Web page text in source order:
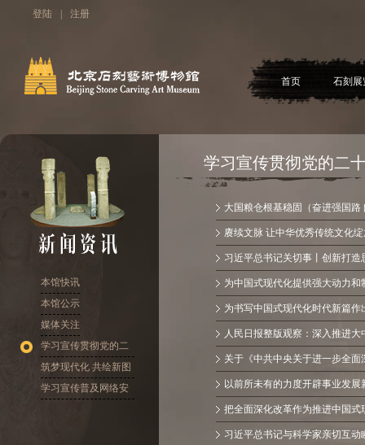
登陆 注册
首页 石刻展
本馆快讯
本馆公示
媒体关注
学习宣传贯彻党的二
十大精神
筑梦现代化 共绘新图
景
学习宣传普及网络安
学习宣传贯彻党的二
大国粮仓根基稳固（奋进强国路
赓续文脉 让中华优秀传统文化
习近平总书记关切事丨创新打造
为中国式现代化提供强大动力和
为书写中国式现代化时代新篇作
人民日报整版观察：深入推进
关于《中共中央关于进一步全
以前所未有的力度开辟事业发展
把全面深化改革作为推进中国式
习近平总书记与科学家亲切互动